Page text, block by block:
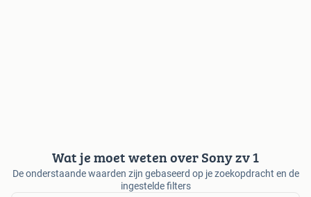
Wat je moet weten over Sony zv 1
De onderstaande waarden zijn gebaseerd op je zoekopdracht en de
ingestelde filters